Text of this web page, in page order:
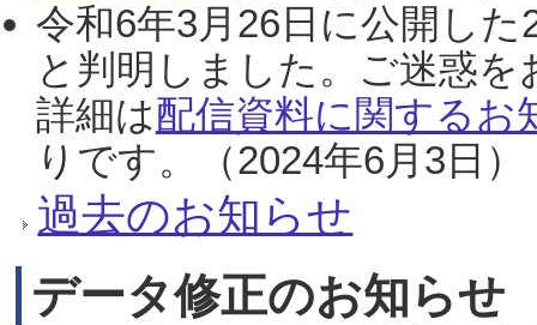
令和6年3月26日に公開し
と判明しました。ご迷惑
詳細は配信資料に関するお
りです。（2024年6月3日）
過去のお知らせ
データ修正のお知らせ